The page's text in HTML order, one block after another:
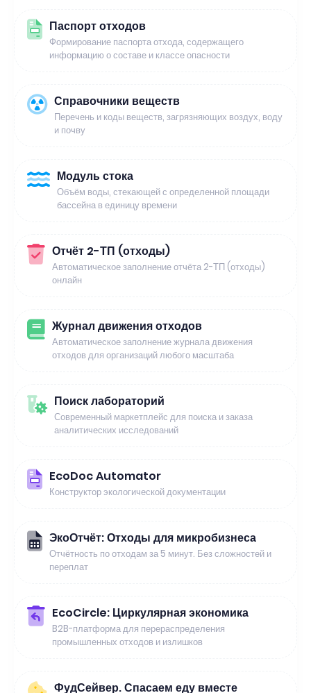
Паспорт отходов
Формирование паспорта отхода, содержащего
информацию о составе и классе опасности
Справочники веществ
Перечень и коды веществ, загрязняющих воздух, воду
и почву
Модуль стока
Объём воды, стекающей с определенной площади
бассейна в единицу времени
Отчёт 2-ТП (отходы)
Автоматическое заполнение отчёта 2-ТП (отходы)
онлайн
Журнал движения отходов
Автоматическое заполнение журнала движения
отходов для организаций любого масштаба
Поиск лабораторий
Современный маркетплейс для поиска и заказа
аналитических исследований
EcoDoc Automator
Конструктор экологической документации
ЭкоОтчёт: Отходы для микробизнеса
Отчётность по отходам за 5 минут. Без сложностей и
переплат
EcoCircle: Циркулярная экономика
B2B-платформа для перераспределения
промышленных отходов и излишков
ФудСейвер. Спасаем еду вместе